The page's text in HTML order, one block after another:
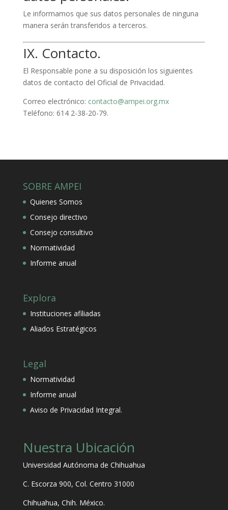
Le informamos que sus datos personales de ninguna
manera serán transferidos a terceros.
IX. Contacto.
El Responsable pone a su disposición los siguientes
datos de contacto del Oficial de Privacidad.
Correo electrónico: contacto@ampei.org.mx
Teléfono: 614 2-38-20-79.
SOBRE AMPEI
Quienes Somos
Consejo directivo
Consejo consultivo
Normatividad
Informe anual
Explora
Instituciones afiliadas
Aliados Estratégicos
Legal
Normatividad
Informe anual
Aviso de Privacidad Integral.
Nuestra Ubicación
Universidad Autónoma de Chihuahua
C. Escorza 900, Col. Centro 31000
Chihuahua, Chih. México.